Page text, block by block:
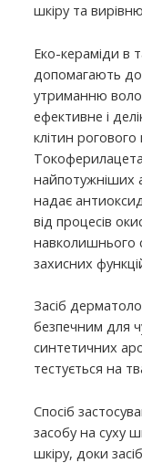
шкіру та
Еко-кераміди в
допомагають
утриманню
ефективне і
клітин рогового
найпотужніших
надає
від процесів
навколишнього
захисних
Засіб
безпечним для
синтетичних
тестується на
Спосіб
засобу на суху
шкіру, доки